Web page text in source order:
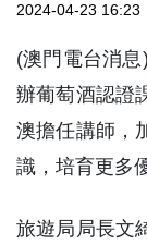
2024-04-23 16:23
(澳門電台消
辦葡萄酒認證
澳擔任講師，
識，培育更多
旅遊局局長文